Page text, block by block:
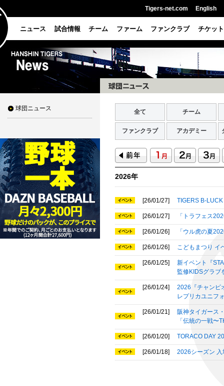
Tigers-net.com English
ニュース 試合情報 チーム ファーム ファンクラブ チケット
球団ニュース 全て チーム
ファンクラブ アカデミー
2026年
[26/01/27] TIGERS B-
[26/01/27] 「トラフェス
[26/01/26] 「ウル虎の夏
[26/01/26] こどもまつり イ
[26/01/25]
新イベント『
監修KIDSグラブ
[26/01/24]
2026『チャンピ
レプリカユニフ
[26/01/21]
阪神タイガース
「伝統の一戦〜
[26/01/20] TORACO DAY
[26/01/18] 2026シーズン